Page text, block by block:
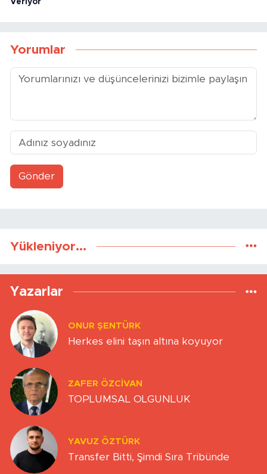
Veriyor
Yorumlar
Gönder
Yükleniyor...
Yazarlar
ONUR ŞENTÜRK
Herkes elini taşın altına koyuyor
ZAFER ÖZCIVAN
TOPLUMSAL OLGUNLUK
YAVUZ ÖZTÜRK
Transfer Bitti, Şimdi Sıra Tribünde